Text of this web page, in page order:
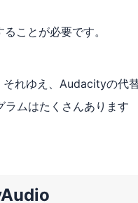
ことが必要です。
それゆえ、Audacityの代
ムはたくさんあります